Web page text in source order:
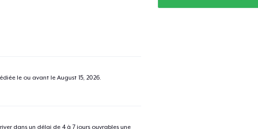
le ou avant le August 15, 2026.
dans un délai de 4 à 7 jours ouvrables une